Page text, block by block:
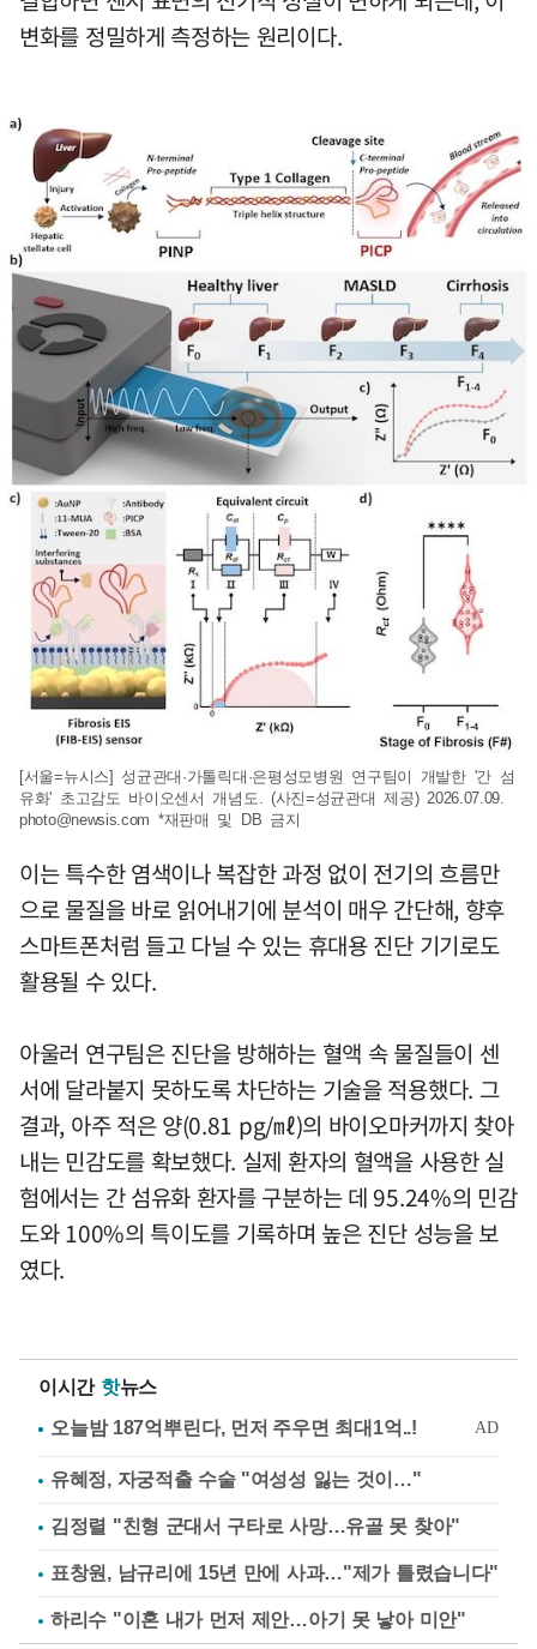
변화를 정밀하게 측정하는 원리이다.
[서울=뉴시스] 성균관대·가톨릭대·은평성모병원 연구팀이 개발한 '간 섬
유화' 초고감도 바이오센서 개념도. (사진=성균관대 제공) 2026.07.09.
photo@newsis.com *재판매 및 DB 금지
이는 특수한 염색이나 복잡한 과정 없이 전기의 흐름만
으로 물질을 바로 읽어내기에 분석이 매우 간단해, 향후
스마트폰처럼 들고 다닐 수 있는 휴대용 진단 기기로도
활용될 수 있다.
아울러 연구팀은 진단을 방해하는 혈액 속 물질들이 센
서에 달라붙지 못하도록 차단하는 기술을 적용했다. 그
결과, 아주 적은 양(0.81 pg/㎖)의 바이오마커까지 찾아
내는 민감도를 확보했다. 실제 환자의 혈액을 사용한 실
험에서는 간 섬유화 환자를 구분하는 데 95.24%의 민감
도와 100%의 특이도를 기록하며 높은 진단 성능을 보
였다.
이시간 핫뉴스
유혜정, 자궁적출 수술 "여성성 잃는 것이…"
김정렬 "친형 군대서 구타로 사망…유골 못 찾아"
표창원, 남규리에 15년 만에 사과…"제가 틀렸습니다"
하리수 "이혼 내가 먼저 제안…아기 못 낳아 미안"